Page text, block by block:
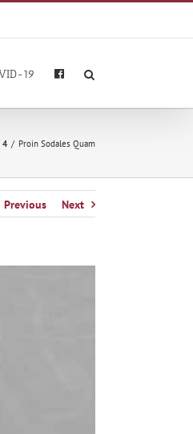
19
4 / Proin Sodales Quam
Previous Next